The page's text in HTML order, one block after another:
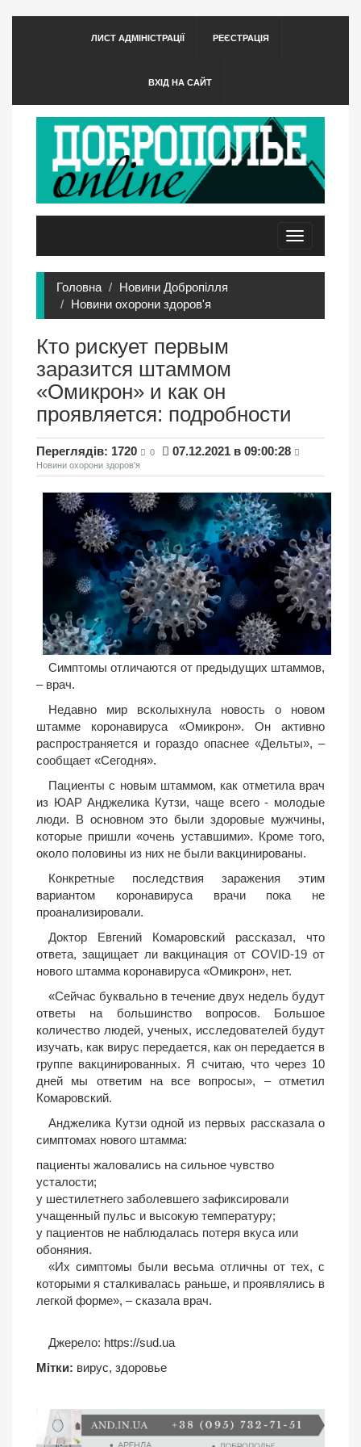
ЛИСТ АДМІНІСТРАЦІЇ РЕЄСТРАЦІЯ
ВХІД НА САЙТ
Toggle
navigation
Головна
Новини Добропілля
Новини охорони здоров'я
Кто рискует первым
заразится штаммом
«Омикрон» и как он
проявляется: подробности
Переглядів: 1720 0 07.12.2021 в 09:00:28
Новини охорони здоров'я
Симптомы отличаются от предыдущих штаммов,
– врач.
Недавно мир всколыхнула новость о новом
штамме коронавируса «Омикрон». Он активно
распространяется и гораздо опаснее «Дельты», –
сообщает «Сегодня».
Пациенты с новым штаммом, как отметила врач
из ЮАР Анджелика Кутзи, чаще всего - молодые
люди. В основном это были здоровые мужчины,
которые пришли «очень уставшими». Кроме того,
около половины из них не были вакцинированы.
Конкретные последствия заражения этим
вариантом коронавируса врачи пока не
проанализировали.
Доктор Евгений Комаровский рассказал, что
ответа, защищает ли вакцинация от COVID-19 от
нового штамма коронавируса «Омикрон», нет.
«Сейчас буквально в течение двух недель будут
ответы на большинство вопросов. Большое
количество людей, ученых, исследователей будут
изучать, как вирус передается, как он передается в
группе вакцинированных. Я считаю, что через 10
дней мы ответим на все вопросы», – отметил
Комаровский.
Анджелика Кутзи одной из первых рассказала о
симптомах нового штамма:
пациенты жаловались на сильное чувство
усталости;
у шестилетнего заболевшего зафиксировали
учащенный пульс и высокую температуру;
у пациентов не наблюдалась потеря вкуса или
обоняния.
«Их симптомы были весьма отличны от тех, с
которыми я сталкивалась раньше, и проявлялись в
легкой форме», – сказала врач.
Джерело: https://sud.ua
Мітки: вирус, здоровье